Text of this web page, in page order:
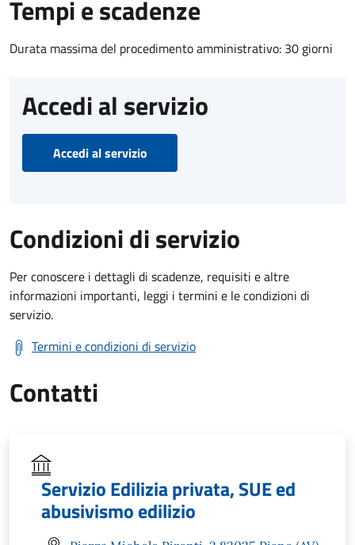
Tempi e scadenze
Durata massima del procedimento amministrativo: 30 giorni
Accedi al servizio
Accedi al servizio
Condizioni di servizio
Per conoscere i dettagli di scadenze, requisiti e altre
informazioni importanti, leggi i termini e le condizioni di
servizio.
Termini e condizioni di servizio
Contatti
Servizio Edilizia privata, SUE ed
abusivismo edilizio